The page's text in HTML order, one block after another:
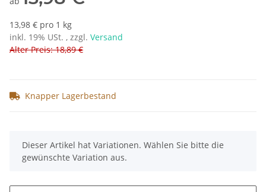
13,98 € pro 1 kg
inkl. 19% USt. , zzgl. Versand
Alter Preis: 18,89 €
Knapper Lagerbestand
x
Dieser Artikel hat Variationen. Wählen Sie bitte die
gewünschte Variation aus.